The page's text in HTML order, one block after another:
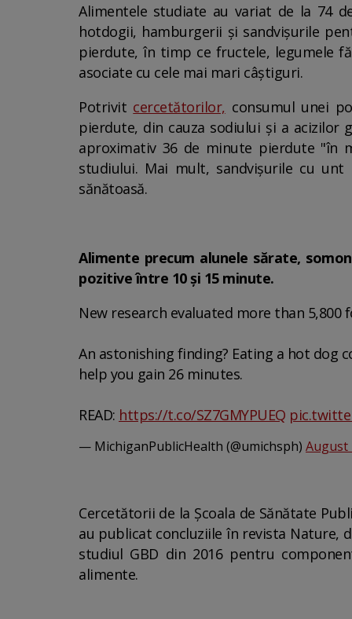
Alimentele studiate au variat de la 74
hotdogii, hamburgerii și sandvișurile
pierdute, în timp ce fructele, legumele
asociate cu cele mai mari câștiguri.
Potrivit cercetătorilor, consumul unei
pierdute, din cauza sodiului și a
aproximativ 36 de minute pierdute "în
studiului. Mai mult, sandvișurile cu
sănătoasă.
Alimente precum alunele sărate,
pozitive între 10 și 15 minute.
New research evaluated more than
An astonishing finding? Eating a hot dog
help you gain 26 minutes.
READ: https://t.co/SZ7GMYPUEQ
— MichiganPublicHealth (@umichsph) August
Cercetătorii de la Școala de Sănătate
au publicat concluziile în revista Nature,
studiul GBD din 2016 pentru
alimente.